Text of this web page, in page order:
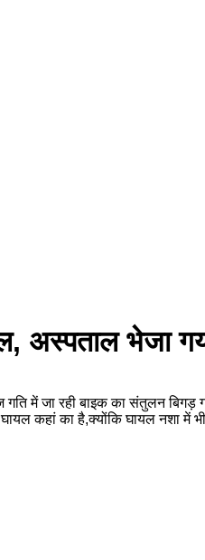
अस्पताल भेजा
गति में जा रही बाइक का संतुलन
कहां का है,क्योंकि घायल नशा में